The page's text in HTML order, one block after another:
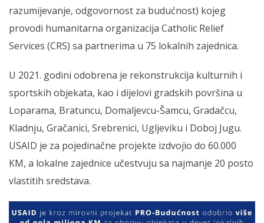
razumijevanje, odgovornost za budućnost) kojeg
provodi humanitarna organizacija Catholic Relief
Services (CRS) sa partnerima u 75 lokalnih zajednica.
U 2021. godini odobrena je rekonstrukcija kulturnih i
sportskih objekata, kao i dijelovi gradskih površina u
Loparama, Bratuncu, Domaljevcu-Šamcu, Gradačcu,
Kladnju, Gračanici, Srebrenici, Ugljeviku i Doboj Jugu.
USAID je za pojedinačne projekte izdvojio do 60.000
KM, a lokalne zajednice učestvuju sa najmanje 20 posto
vlastitih sredstava.